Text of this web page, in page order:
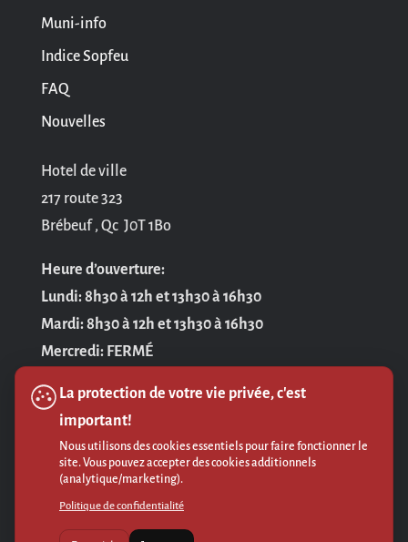
Muni-info
Indice Sopfeu
FAQ
Nouvelles
Hotel de ville
217 route 323
Brébeuf , Qc J0T 1Bo
Heure d’ouverture:
Lundi: 8h30 à 12h et 13h30 à 16h30
Mardi: 8h30 à 12h et 13h30 à 16h30
Mercredi: FERMÉ
Vendredi: 8h30 à 12h
Politique de confidentialité
La protection de votre vie privée, c'est
important!
Nous utilisons des cookies essentiels pour faire fonctionner le
site. Vous pouvez accepter des cookies additionnels
(analytique/marketing).
Politique de confidentialité